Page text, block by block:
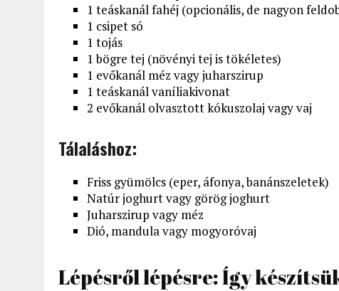
1 teáskanál fahéj (opcionális, de nagyon
1 csipet só
1 tojás
1 bögre tej (növényi tej is tökéletes)
1 evőkanál méz vagy juharszirup
1 teáskanál vaníliakivonat
2 evőkanál olvasztott kókuszolaj vagy vaj
Tálaláshoz:
Friss gyümölcs (eper, áfonya, banánszeletek)
Natúr joghurt vagy görög joghurt
Juharszirup vagy méz
Dió, mandula vagy mogyoróvaj
Lépésről lépésre: Így